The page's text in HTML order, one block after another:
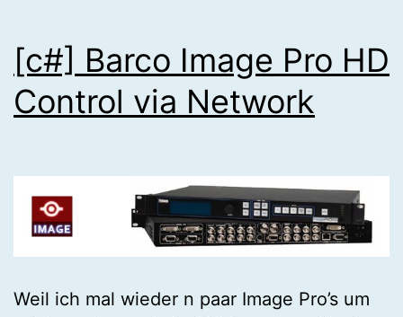
[c#] Barco Image Pro HD
Control via Network
Weil ich mal wieder n paar Image Pro’s um